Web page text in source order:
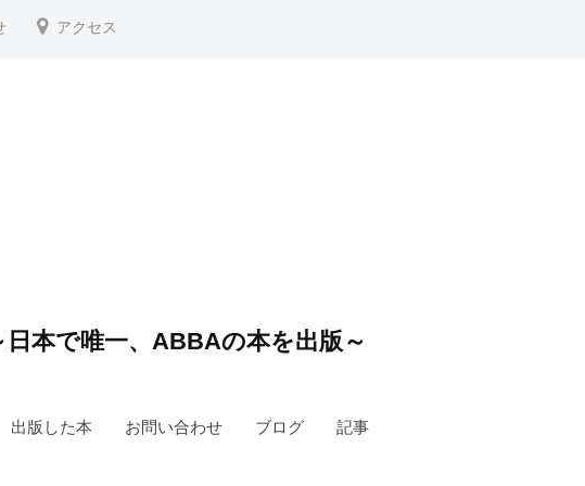
アクセス
本で唯一、ABBAの本を出版～
出版した本 お問い合わせ ブログ 記事